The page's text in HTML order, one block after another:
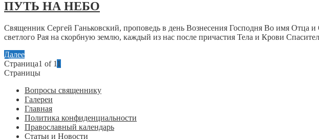
ПУТЬ НА НЕБО
Священник Сергей Ганьковский, проповедь в день Вознесения Господня Во имя
светлого Рая на скорбную землю, каждый из нас после причастия Тела и Крови
Далее
Страница1 of 11
Страницы
Вопросы священнику
Галереи
Главная
Политика конфиденциальности
Православный календарь
Статьи и Новости